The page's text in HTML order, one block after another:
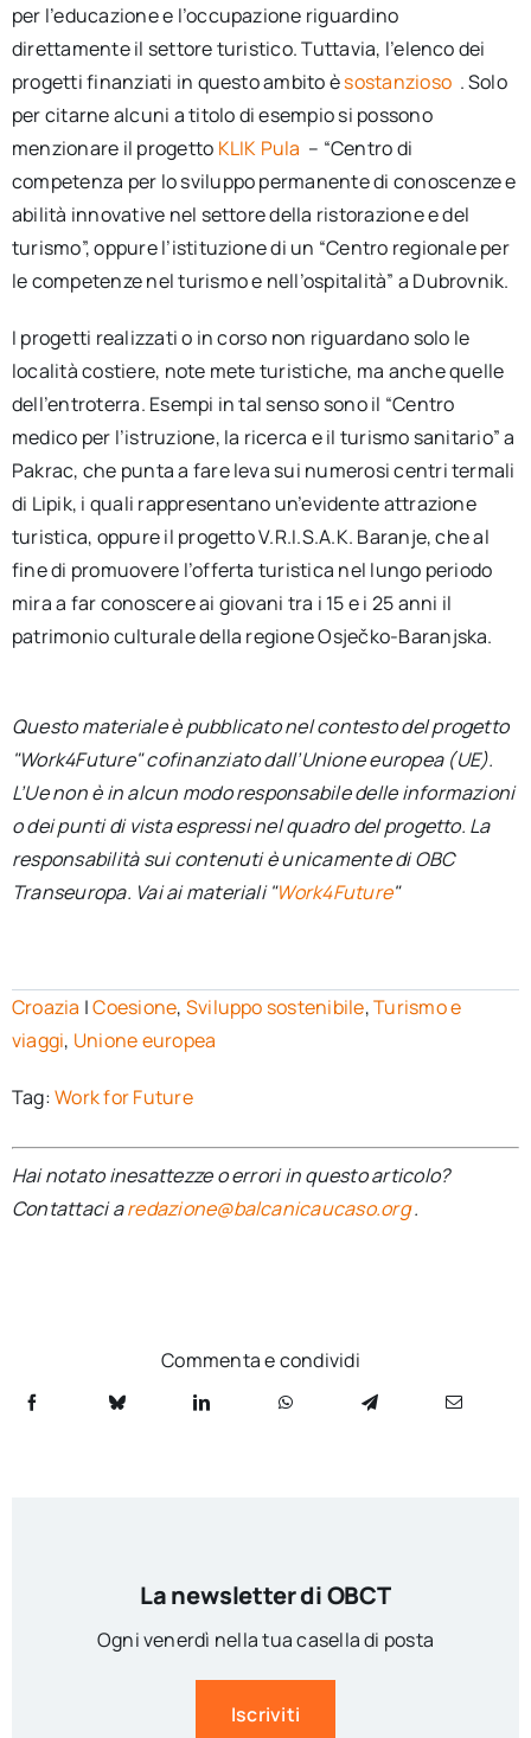
per l’educazione e l’occupazione riguardino
direttamente il settore turistico. Tuttavia, l’elenco dei
progetti finanziati in questo ambito èsostanzioso . Solo
per citarne alcuni a titolo di esempio si possono
menzionare il progetto KLIK Pula – “Centro di
competenza per lo sviluppo permanente di conoscenze e
abilità innovative nel settore della ristorazione e del
turismo”, oppure l’istituzione di un “Centro regionale per
le competenze nel turismo e nell’ospitalità” a Dubrovnik.
I progetti realizzati o in corso non riguardano solo le
località costiere, note mete turistiche, ma anche quelle
dell’entroterra. Esempi in tal senso sono il “Centro
medico per l’istruzione, la ricerca e il turismo sanitario” a
Pakrac, che punta a fare leva sui numerosi centri termali
di Lipik, i quali rappresentano un’evidente attrazione
turistica, oppure il progetto V.R.I.S.A.K. Baranje, che al
fine di promuovere l’offerta turistica nel lungo periodo
mira a far conoscere ai giovani tra i 15 e i 25 anni il
patrimonio culturale della regione Osječko-Baranjska.
Questo materiale è pubblicato nel contesto del progetto
"Work4Future" cofinanziato dall’Unione europea (UE).
L’Ue non è in alcun modo responsabile delle informazioni
o dei punti di vista espressi nel quadro del progetto. La
responsabilità sui contenuti è unicamente di OBC
Transeuropa. Vai ai materiali "Work4Future"
Croazia |Coesione, Sviluppo sostenibile,Turismo e
viaggi, Unione europea
Tag:Work for Future
Hai notato inesattezze o errori in questo articolo?
Contattaci aredazione@balcanicaucaso.org.
Commenta e condividi
La newsletter di OBCT
Ogni venerdì nella tua casella di posta
Iscriviti